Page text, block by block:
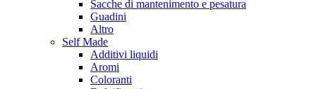
Sacche di mantenimento e pesatura
Guadini
Altro
Self Made
Additivi liquidi
Aromi
Coloranti